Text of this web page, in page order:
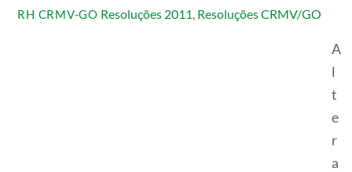
RH CRMV-GO Resoluções 2011, Resoluções CRMV/GO
A
l
t
e
r
a